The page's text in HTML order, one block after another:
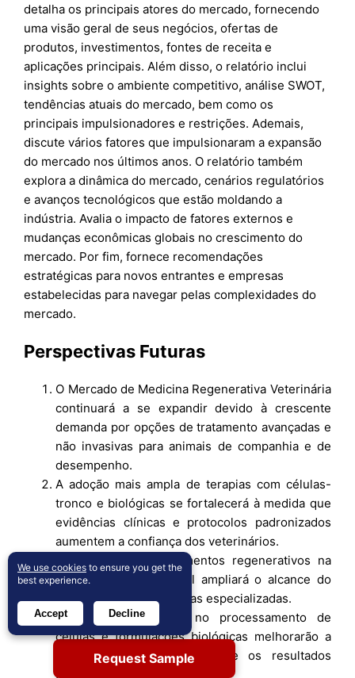
detalha os principais atores do mercado, fornecendo
uma visão geral de seus negócios, ofertas de
produtos, investimentos, fontes de receita e
aplicações principais. Além disso, o relatório inclui
insights sobre o ambiente competitivo, análise SWOT,
tendências atuais do mercado, bem como os
principais impulsionadores e restrições. Ademais,
discute vários fatores que impulsionaram a expansão
do mercado nos últimos anos. O relatório também
explora a dinâmica do mercado, cenários regulatórios
e avanços tecnológicos que estão moldando a
indústria. Avalia o impacto de fatores externos e
mudanças econômicas globais no crescimento do
mercado. Por fim, fornece recomendações
estratégicas para novos entrantes e empresas
estabelecidas para navegar pelas complexidades do
mercado.
Perspectivas Futuras
O Mercado de Medicina Regenerativa Veterinária
continuará a se expandir devido à crescente
demanda por opções de tratamento avançadas e
não invasivas para animais de companhia e de
desempenho.
A adoção mais ampla de terapias com células-
tronco e biológicas se fortalecerá à medida que
evidências clínicas e protocolos padronizados
aumentem a confiança dos veterinários.
A integração de tratamentos regenerativos na
prática veterinária geral ampliará o alcance do
mercado além das clínicas especializadas.
Avanços tecnológicos no processamento de
células e formulações biológicas melhorarão a
consistência do tratamento e os resultados
clínicos.
Request Sample
We use cookies to ensure you get the
best experience.
Accept Decline